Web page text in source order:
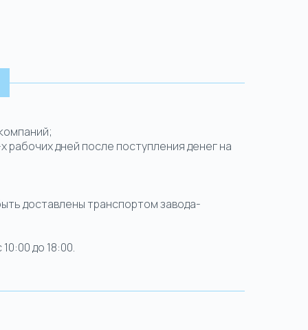
рабочих дней после поступления денег на
доставлены транспортом завода-
до 18:00.